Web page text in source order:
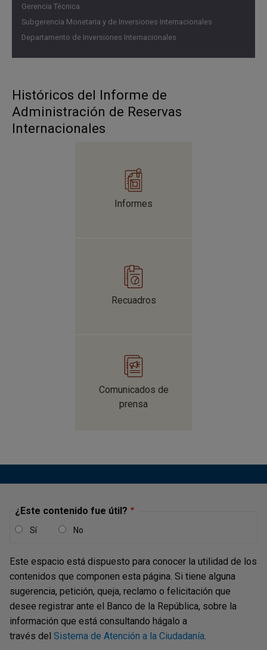
Gerencia Técnica
Subgerencia Monetaria y de Inversiones Internacionales
Departamento de Inversiones Internacionales
Históricos del Informe de
Administración de Reservas
Internacionales
Informes
Recuadros
Comunicados de
prensa
¿Este contenido fue útil?
Sí No
Este espacio está dispuesto para conocer la utilidad de los
contenidos que componen esta página. Si tiene alguna
sugerencia, petición, queja, reclamo o felicitación que
desee registrar ante el Banco de la República, sobre la
información que está consultando hágalo a
través del Sistema de Atención a la Ciudadanía.